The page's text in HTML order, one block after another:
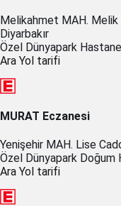
Melikahmet MAH.
Diyarbakır
Özel Dünyapark
Ara Yol tarifi
MURAT Eczanesi
Yenişehir MAH. Lise
Özel Dünyapark Doğum
Ara Yol tarifi